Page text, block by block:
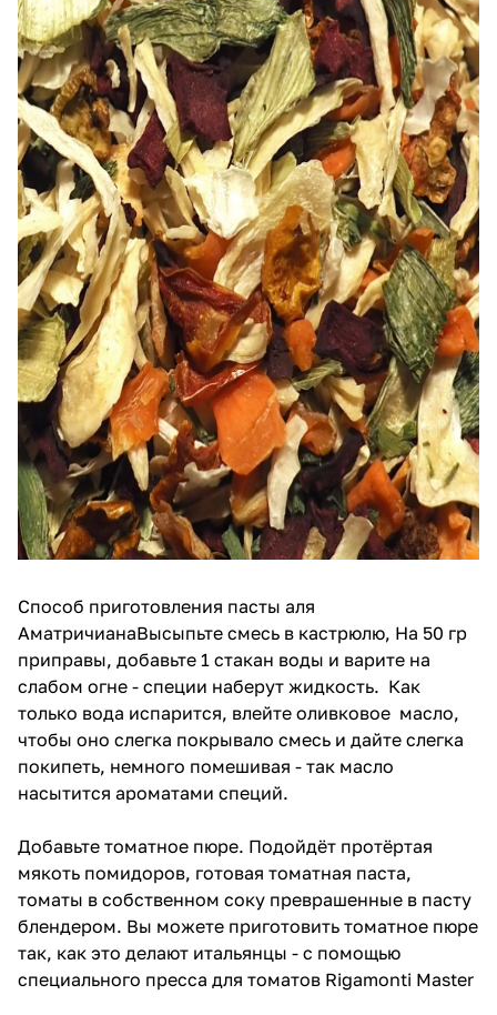
Способ приготовления пасты аля
АматричианаВысыпьте смесь в кастрюлю, На 50 гр
приправы, добавьте 1 стакан воды и варите на
слабом огне - специи наберут жидкость. Как
только вода испарится, влейте оливковое масло,
чтобы оно слегка покрывало смесь и дайте слегка
покипеть, немного помешивая - так масло
насытится ароматами специй.
Добавьте томатное пюре. Подойдёт протёртая
мякоть помидоров, готовая томатная паста,
томаты в собственном соку преврашенные в пасту
блендером. Вы можете приготовить томатное пюре
так, как это делают итальянцы - с помощью
специального пресса для томатов Rigamonti Master